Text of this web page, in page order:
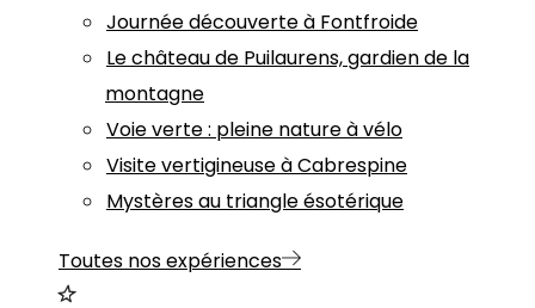
Journée découverte à Fontfroide
Le château de Puilaurens, gardien de la
montagne
Voie verte : pleine nature à vélo
Visite vertigineuse à Cabrespine
Mystères au triangle ésotérique
Toutes nos expériences